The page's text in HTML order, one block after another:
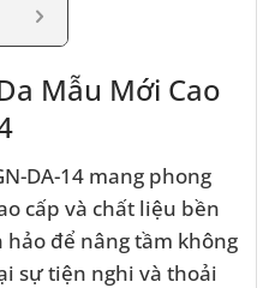
Mẫu Mới Cao
DA-14 mang phong
cấp và chất liệu bền
để nâng tầm không
sự tiện nghi và thoải